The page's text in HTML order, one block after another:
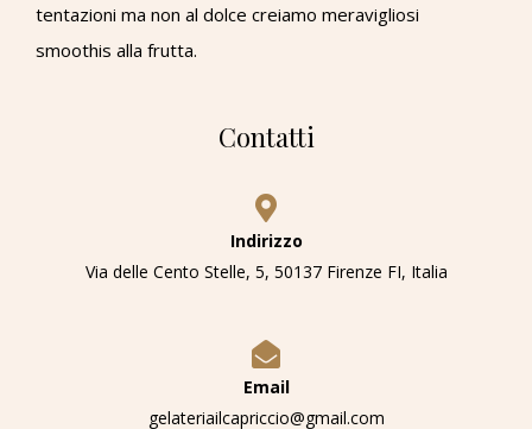
tentazioni ma non al dolce creiamo meravigliosi
smoothis alla frutta.
Contatti
Indirizzo
Via delle Cento Stelle, 5, 50137 Firenze FI, Italia
Email
gelateriailcapriccio@gmail.com